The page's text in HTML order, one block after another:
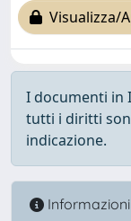
Visualizza/
I documenti in
tutti i diritti
indicazione.
Informazioni